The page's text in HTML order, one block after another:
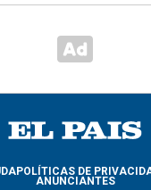
POLÍTICAS DE
ANUNCIANTES